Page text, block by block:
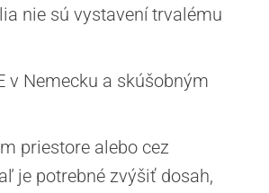
nie sú vystavení trvalému
v Nemecku a skúšobným
priestore alebo cez
je potrebné zvýšiť dosah,